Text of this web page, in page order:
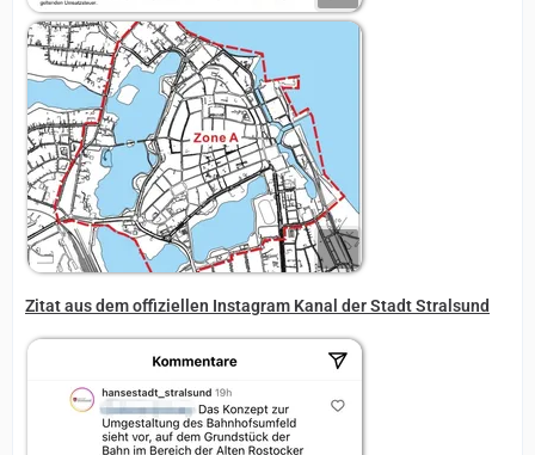
Zitat aus dem offiziellen Instagram Kanal der Stadt Stralsund